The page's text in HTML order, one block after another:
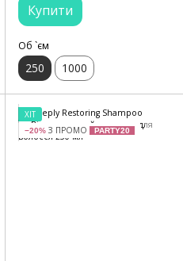
Купити
Об `єм
250 1000
ХІТ
−20% З ПРОМО PARTY20